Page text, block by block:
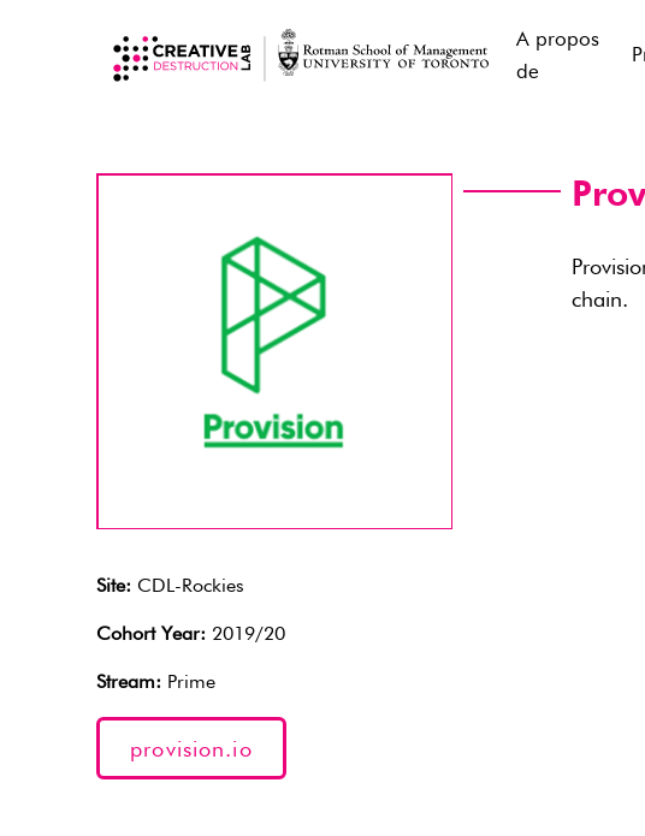
A propos
de
Site: CDL-Rockies
Cohort Year: 2019/20
Stream: Prime
provision.io
chain.